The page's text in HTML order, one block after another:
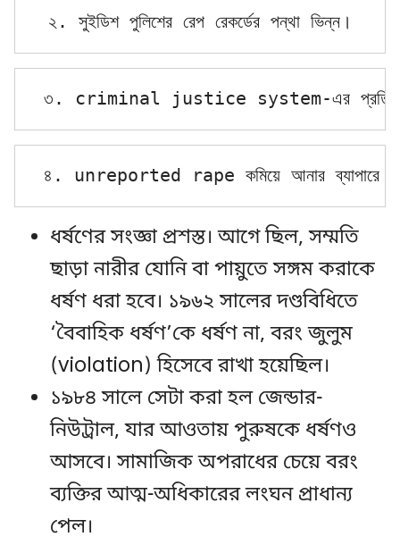
২. সুইডিশ পুলিশের রেপ রেকর্ডের পন্থা ভিন্ন।
৩. criminal justice system-এর প্রতি
৪. unreported rape কমিয়ে আনার ব্যাপারে
ধর্ষণের সংজ্ঞা প্রশস্ত। আগে ছিল, সম্মতি
ছাড়া নারীর যোনি বা পায়ুতে সঙ্গম করাকে
ধর্ষণ ধরা হবে। ১৯৬২ সালের দণ্ডবিধিতে
‘বৈবাহিক ধর্ষণ’কে ধর্ষণ না, বরং জুলুম
(violation) হিসেবে রাখা হয়েছিল।
১৯৮৪ সালে সেটা করা হল জেন্ডার-
নিউট্রাল, যার আওতায় পুরুষকে ধর্ষণও
আসবে। সামাজিক অপরাধের চেয়ে বরং
ব্যক্তির আত্ম-অধিকারের লংঘন প্রাধান্য
পেল।